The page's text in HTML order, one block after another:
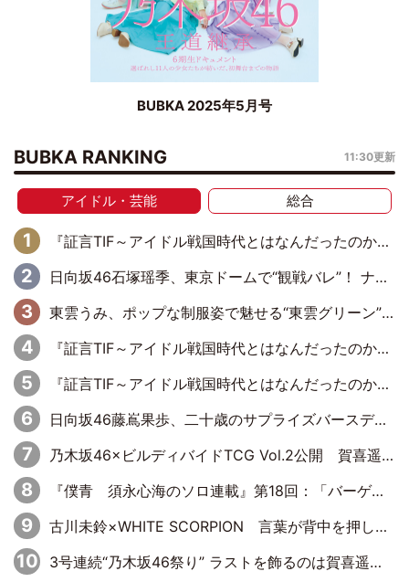
BUBKA 2025年5月号
BUBKA RANKING 11:30更新
アイドル・芸能 総合
『証言TIF～アイドル戦国時代とはなんだったのか～』第6回：でんぱ組.inc・古川未鈴×相沢梨紗「『ハロプロやりたかったな』って言ったら、夢眠ねむさんに『てめえはでんぱ組．incなんだよ！』って肩パンされて(笑)」
日向坂46石塚瑶季、東京ドームで“観戦バレ”！ ナイツ・塙も認めた「巨人に詳しすぎるアイドル」は元VENUSスクール生で杉内コーチ推し⁉
東雲うみ、ポップな制服姿で魅せる“東雲グリーン”の正体
『証言TIF～アイドル戦国時代とはなんだったのか～』第8回：Negicco・Nao☆×Megu×Kaede「東京からオファーが来たのと、梨の皮剥きとどっちが大事なんだって」
『証言TIF～アイドル戦国時代とはなんだったのか～』第10回：さくら学院・武藤彩未×飯田らうら「正直、中3で辞めるというのを信じてなくて。そう言われてはいたけど、嘘でしょって」
日向坂46藤嶌果歩、二十歳のサプライズバースデーに大喜び「頼られる先輩になれるように努力していきたい」
乃木坂46×ビルディバイドTCG Vol.2公開 賀喜遥香＆田村真佑が『京まふ』ステージに登壇
『僕青 須永心海のソロ連載』第18回：「バーゲンセールハンターみうな inしまむら」編
古川未鈴×WHITE SCORPION 言葉が背中を押した“それぞれの決意”
3号連続“乃木坂46祭り” ラストを飾るのは賀喜遥香…5年ぶりの登場に「5年分大人になった私を見ていただけたら」